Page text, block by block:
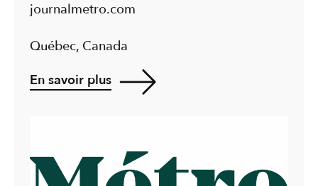
journalmetro.com
Québec, Canada
En savoir plus